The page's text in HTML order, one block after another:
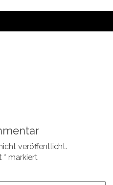
veröffentlicht.
* markiert